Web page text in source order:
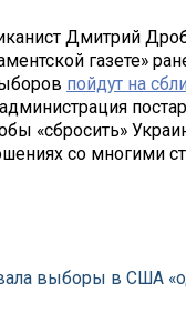
Дмитрий
газете»
пойдут на
«сбросить»
со многими
выборы в США